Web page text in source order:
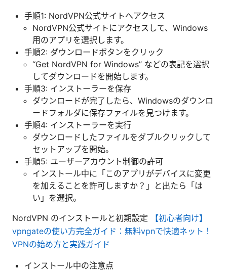
手順1: NordVPN公式サイトへアクセス
NordVPN公式サイトにアクセスして、Windows
用のアプリを選択します。
手順2: ダウンロードボタンをクリック
“Get NordVPN for Windows” などの表記を選択
してダウンロードを開始します。
手順3: インストーラーを保存
ダウンロードが完了したら、Windowsのダウンロ
ードフォルダに保存ファイルを見つけます。
手順4: インストーラーを実行
ダウンロードしたファイルをダブルクリックして
セットアップを開始。
手順5: ユーザーアカウント制御の許可
インストール中に「このアプリがデバイスに変更
を加えることを許可しますか？」と出たら「は
い」を選択。
NordVPN のインストールと初期設定
【初心者向け】
vpngateの使い方完全ガイド：無料vpnで快適ネット！
VPNの始め方と実践ガイド
インストール中の注意点